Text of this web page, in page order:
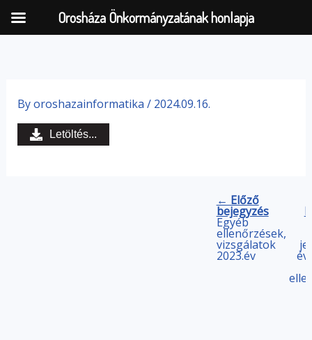
content
Byoroshazainformatika / 2024.09.16.
Letöltés...
← Előző
bejegyzés
Egyéb
ellenőrzések,
vizsgálatok
2023.év
Orosháza Önkormányzatának honlapja